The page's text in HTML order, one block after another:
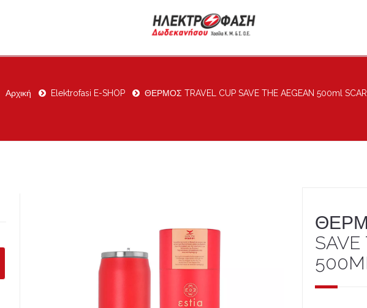
Αρχική Elektrofasi E-SHOP ΘΕΡΜΟΣ TRAVEL CUP SAVE THE AEGEAN 500ml